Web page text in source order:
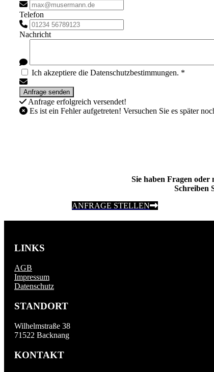
Telefon
Nachricht
Ich akzeptiere die Datenschutzbestimmungen. *
Anfrage erfolgreich versendet!
Es ist ein Fehler aufgetreten! Versuchen Sie es später
Sie haben Fragen oder
Schreiben
ANFRAGE STELLEN
LINKS
AGB
Impressum
Datenschutz
STANDORT
Wilhelmstraße 38
71522 Backnang
KONTAKT